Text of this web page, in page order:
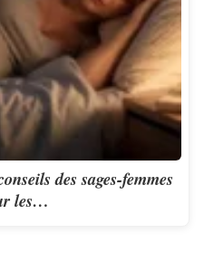
des sages-femmes
les…